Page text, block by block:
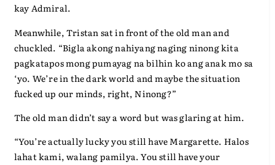
kay Admiral.
Meanwhile, Tristan sat in front of the old man and
chuckled. “Bigla akong nahiyang naging ninong kita
pagkatapos mong pumayag na bilhin ko ang anak mo sa
‘yo. We’re in the dark world and maybe the situation
fucked up our minds, right, Ninong?”
The old man didn’t say a word but was glaring at him.
“You’re actually lucky you still have Margarette. Halos
lahat kami, walang pamilya. You still have your